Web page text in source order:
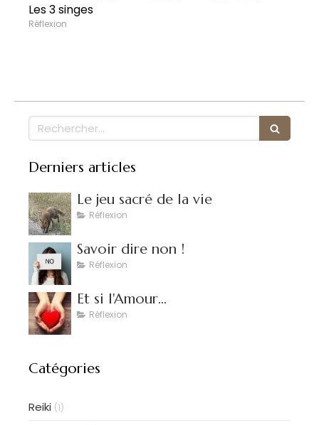
Les 3 singes
Réflexion
Rechercher
Derniers articles
Le jeu sacré de la vie
Réflexion
Savoir dire non !
Réflexion
Et si l'Amour...
Réflexion
Catégories
Reiki (1)